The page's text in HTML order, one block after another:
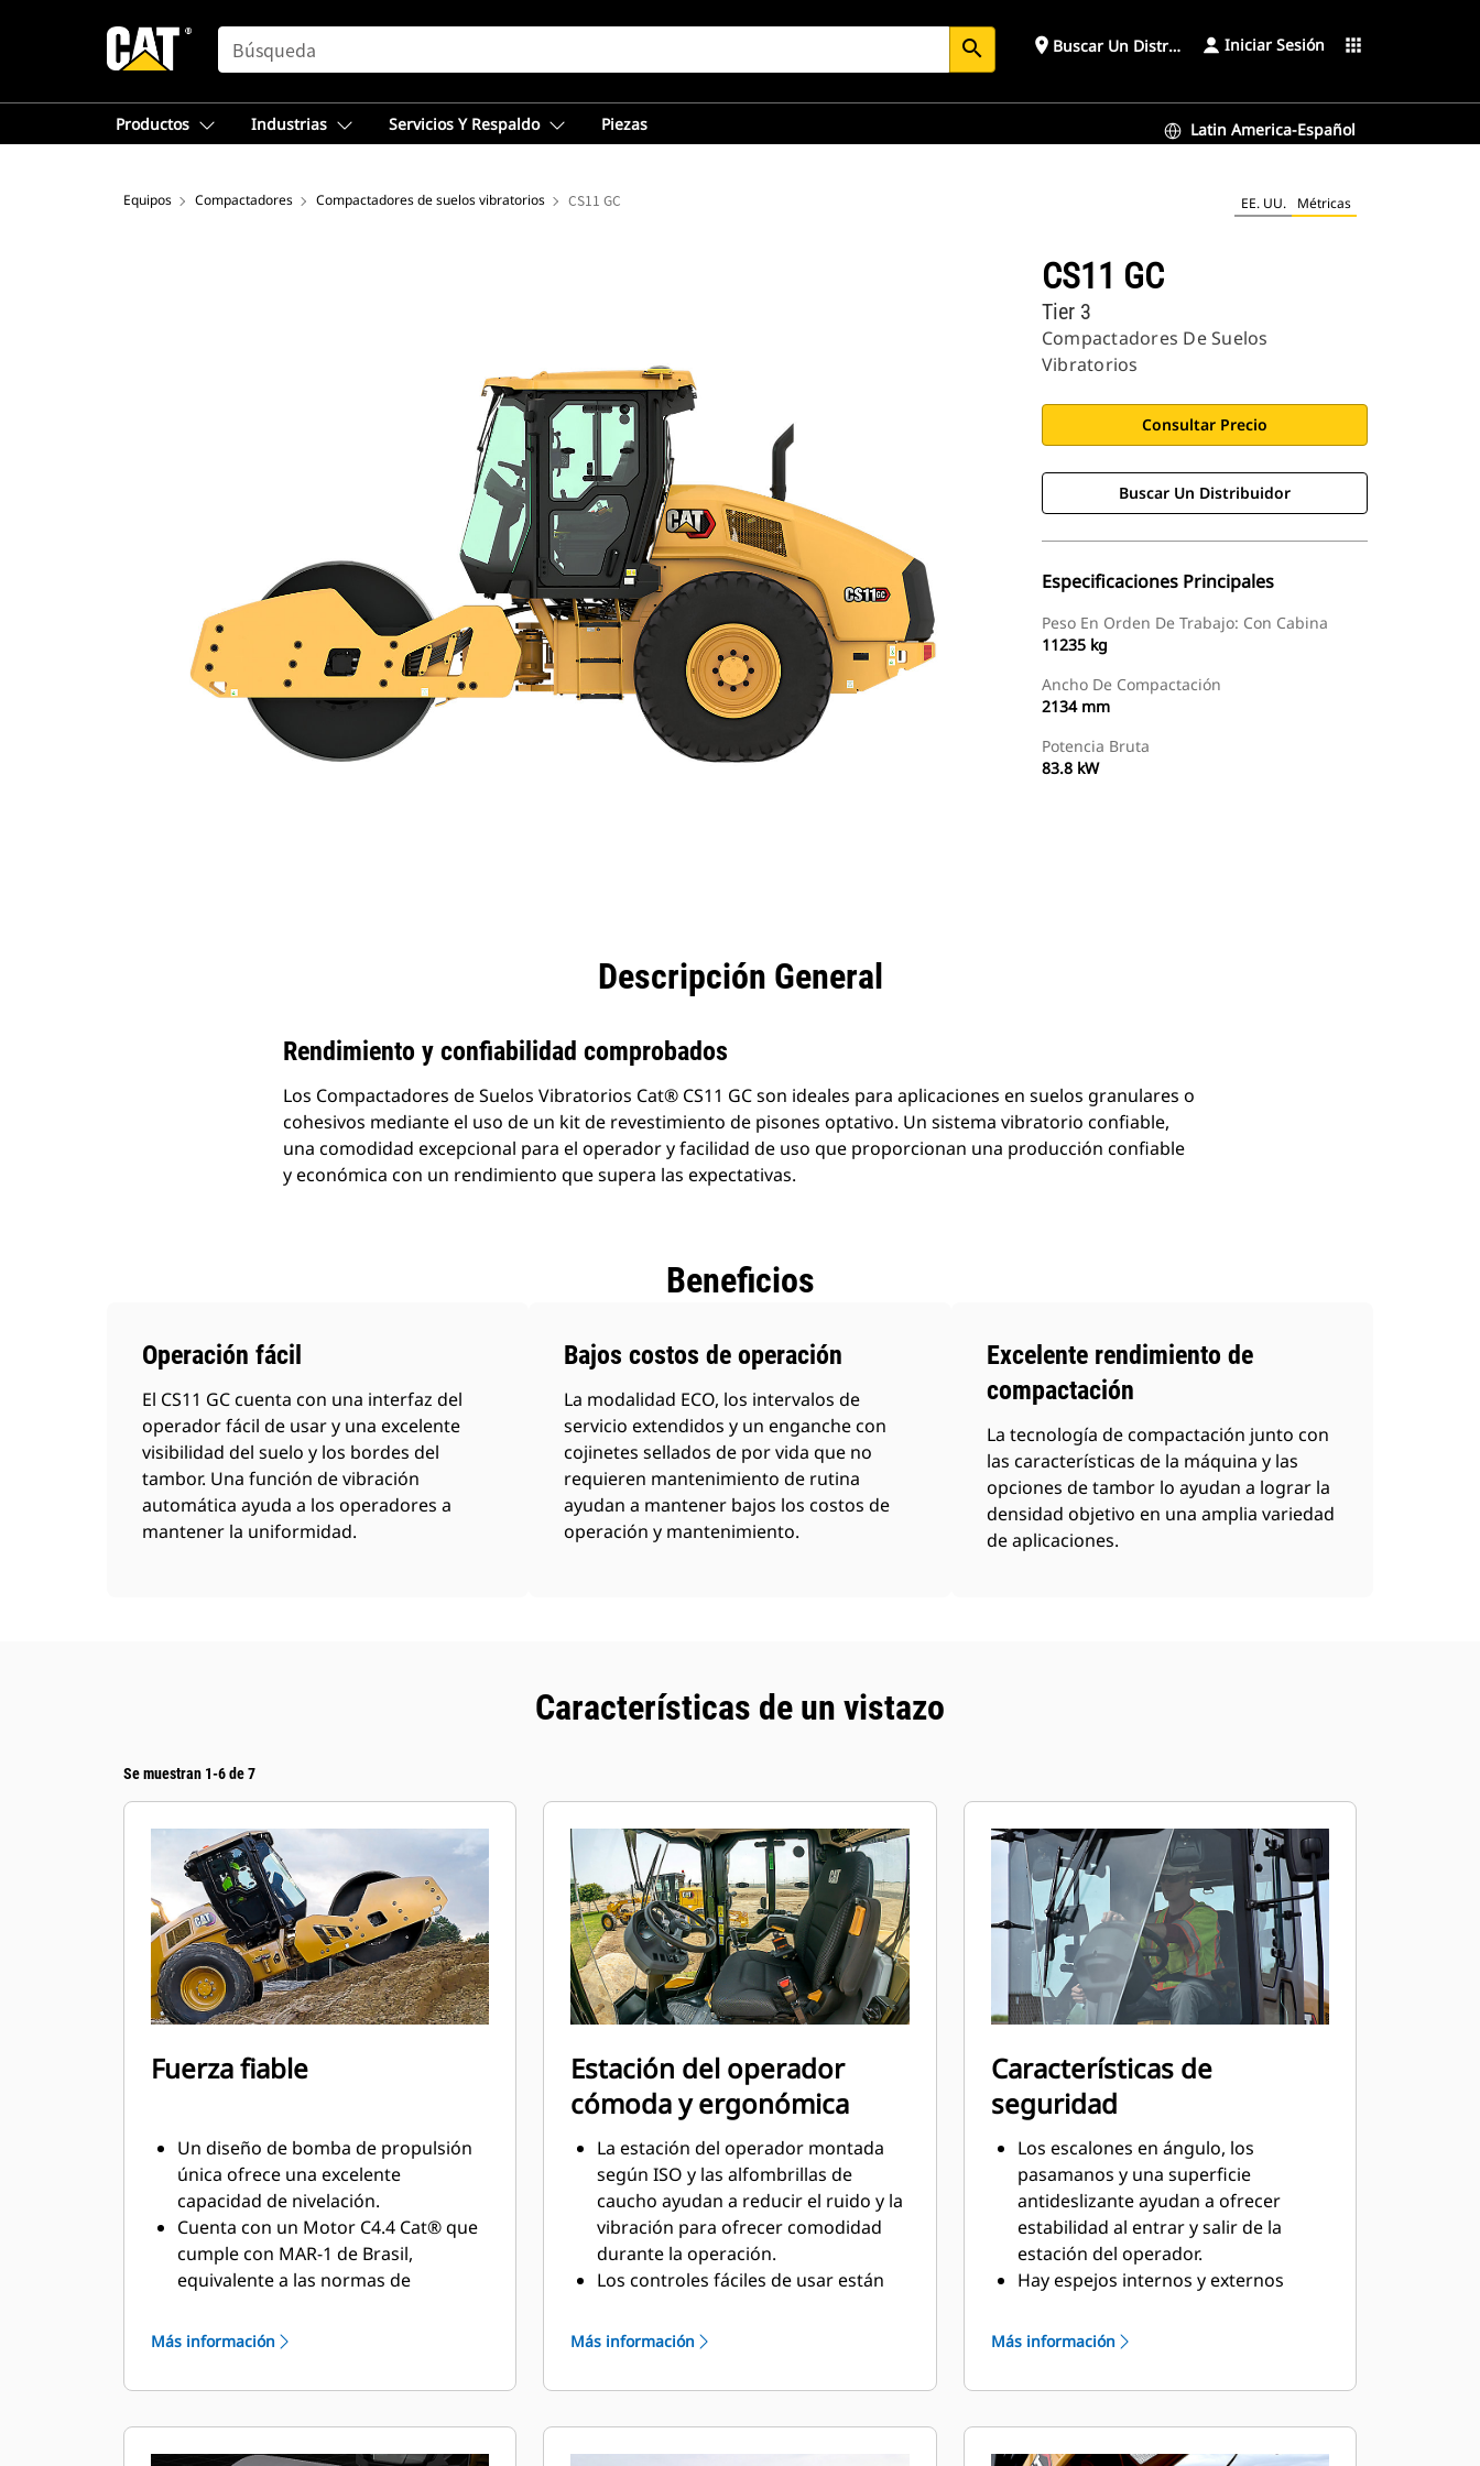
SEARCH search place Buscar Un Distribuidor Iniciar Sesión apps
Productos Industrias Servicios Y Respaldo Piezas Latin America-Español
Equipos Compactadores Compactadores de suelos vibratorios CS11 GC EE. UU. Métricas
CS11 GC
Compactadores De Suelos
Vibratorios
Tier 3
Consultar Precio
Buscar Un Distribuidor
Especificaciones Principales
Peso En Orden De Trabajo: Con Cabina
11235 kg
Ancho De Compactación
2134 mm
Potencia Bruta
83.8 kW
Descripción General
Rendimiento y confiabilidad comprobados
Los Compactadores de Suelos Vibratorios Cat® CS11 GC son ideales para aplicaciones en suelos granulares o
cohesivos mediante el uso de un kit de revestimiento de pisones optativo. Un sistema vibratorio confiable,
una comodidad excepcional para el operador y facilidad de uso que proporcionan una producción confiable
y económica con un rendimiento que supera las expectativas.
Beneficios
Operación fácil
El CS11 GC cuenta con una interfaz del
operador fácil de usar y una excelente
visibilidad del suelo y los bordes del
tambor. Una función de vibración
automática ayuda a los operadores a
mantener la uniformidad.
Bajos costos de operación
La modalidad ECO, los intervalos de
servicio extendidos y un enganche con
cojinetes sellados de por vida que no
requieren mantenimiento de rutina
ayudan a mantener bajos los costos de
operación y mantenimiento.
Excelente rendimiento de
compactación
La tecnología de compactación junto con
las características de la máquina y las
opciones de tambor lo ayudan a lograr la
densidad objetivo en una amplia variedad
de aplicaciones.
Características de un vistazo
Se muestran 1-6 de 7
Fuerza fiable
Un diseño de bomba de propulsión
única ofrece una excelente
capacidad de nivelación.
Cuenta con un Motor C4.4 Cat® que
cumple con MAR-1 de Brasil,
equivalente a las normas de
y a Stage IIIA de la UE.
RPM del motor, lo que ayuda a
Más información
Estación del operador
cómoda y ergonómica
La estación del operador montada
según ISO y las alfombrillas de
caucho ayudan a reducir el ruido y la
vibración para ofrecer comodidad
durante la operación.
Los controles fáciles de usar están
proporciona información sobre el
operadores en una pantalla grande.
Más información
Características de
seguridad
Los escalones en ángulo, los
pasamanos y una superficie
antideslizante ayudan a ofrecer
estabilidad al entrar y salir de la
estación del operador.
Hay espejos internos y externos
operador una visión amplia del sitio
Mejore la visibilidad con una cámara
Más información